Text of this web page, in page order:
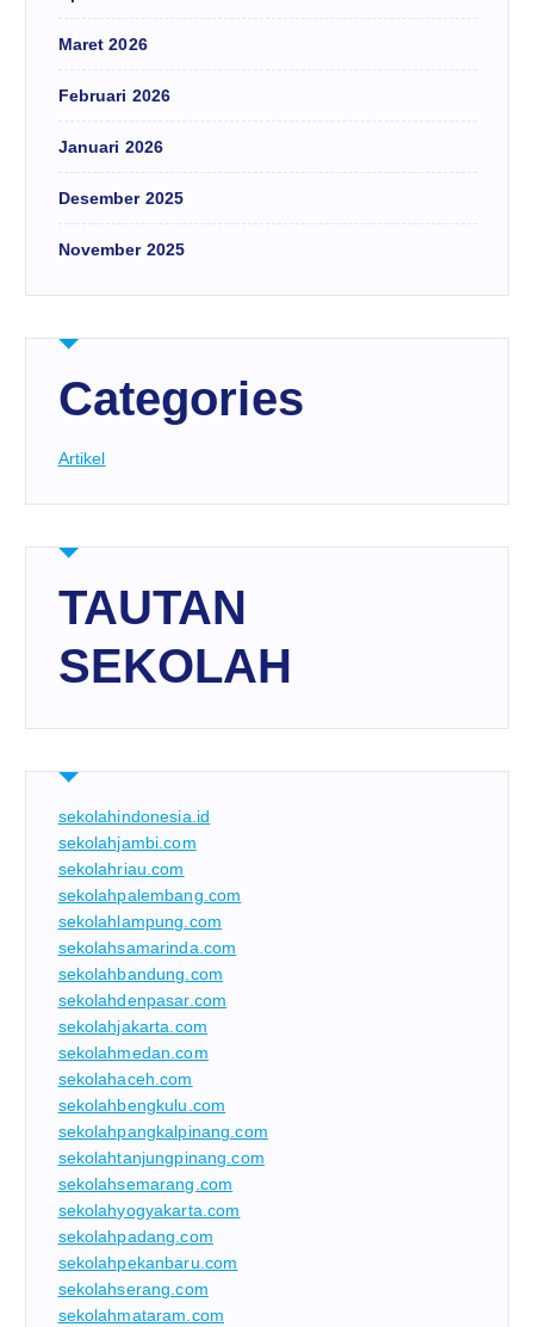
Maret 2026
Februari 2026
Januari 2026
Desember 2025
November 2025
Categories
Artikel
TAUTAN
SEKOLAH
sekolahindonesia.id
sekolahjambi.com
sekolahriau.com
sekolahpalembang.com
sekolahlampung.com
sekolahsamarinda.com
sekolahbandung.com
sekolahdenpasar.com
sekolahjakarta.com
sekolahmedan.com
sekolahaceh.com
sekolahbengkulu.com
sekolahpangkalpinang.com
sekolahtanjungpinang.com
sekolahsemarang.com
sekolahyogyakarta.com
sekolahpadang.com
sekolahpekanbaru.com
sekolahserang.com
sekolahmataram.com